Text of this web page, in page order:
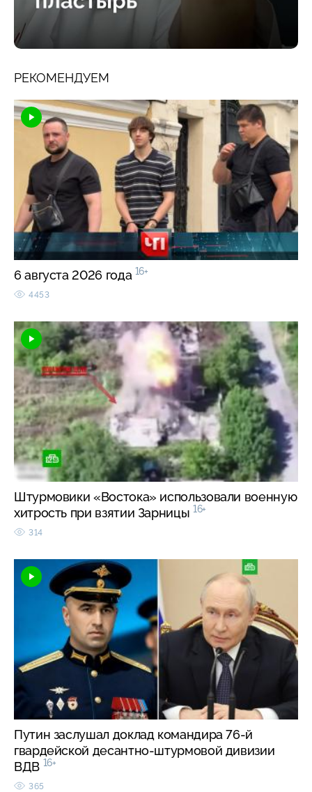
РЕКОМЕНДУЕМ
6 августа 2026 года 16+
4453
Штурмовики «Востока» использовали военную
хитрость при взятии Зарницы 16+
314
Путин заслушал доклад командира 76-й
гвардейской десантно-штурмовой дивизии
ВДВ 16+
365